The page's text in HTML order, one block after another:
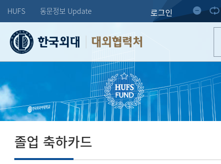
HUFS 동문정보 Update 로그인
대외협력처
졸업 축하카드